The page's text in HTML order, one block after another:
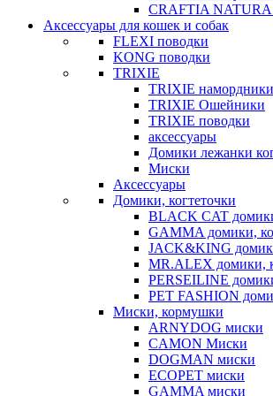
CRAFTIA NATURA
Аксессуары для кошек и собак
FLEXI поводки
KONG поводки
TRIXIE
TRIXIE намордники
TRIXIE Ошейники
TRIXIE поводки
аксессуары
Домики лежанки
Миски
Аксессуары
Домики, когтеточки
BLACK CAT
GAMMA домики,
JACK&KING
MR.ALEX домики,
PERSEILINE
PET FASHION
Миски, кормушки
ARNYDOG миски
CAMON Миски
DOGMAN миски
ECOPET миски
GAMMA миски